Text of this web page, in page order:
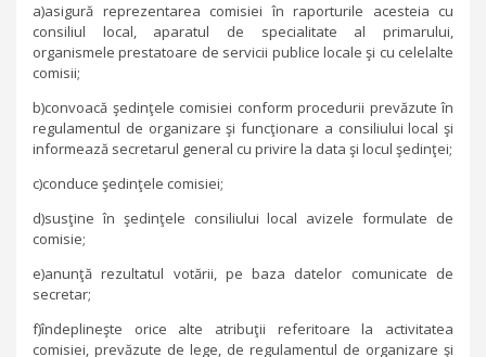
a)asigură reprezentarea comisiei în raporturile acesteia cu
consiliul local, aparatul de specialitate al primarului,
organismele prestatoare de servicii publice locale şi cu celelalte
comisii;
b)convoacă şedinţele comisiei conform procedurii prevăzute în
regulamentul de organizare şi funcţionare a consiliului local şi
informează secretarul general cu privire la data şi locul şedinţei;
c)conduce şedinţele comisiei;
d)susţine în şedinţele consiliului local avizele formulate de
comisie;
e)anunţă rezultatul votării, pe baza datelor comunicate de
secretar;
f)îndeplineşte orice alte atribuţii referitoare la activitatea
comisiei, prevăzute de lege, de regulamentul de organizare şi